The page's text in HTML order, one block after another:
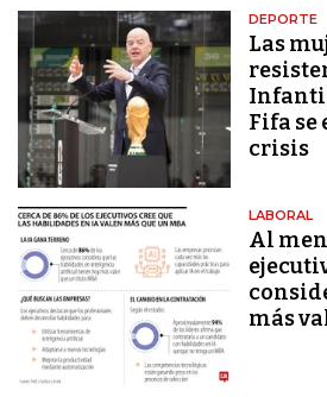
DEPORTE
Las
Fifa se
crisis
LABORAL
Al
más